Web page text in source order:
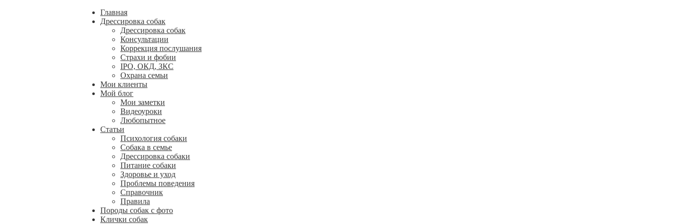
Главная
Дрессировка собак
Дрессировка собак
Консультации
Коррекция послушания
Страхи и фобии
IPO, ОКД, ЗКС
Охрана семьи
Мои клиенты
Мой блог
Мои заметки
Видеоуроки
Любопытное
Статьи
Психология собаки
Собака в семье
Дрессировка собаки
Питание собаки
Здоровье и уход
Проблемы поведения
Справочник
Правила
Породы собак с фото
Клички собак